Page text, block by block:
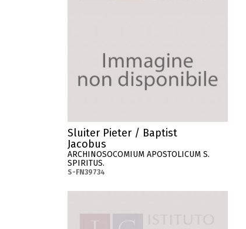
Sluiter Pieter / Baptist
Jacobus
ARCHINOSOCOMIUM APOSTOLICUM S.
SPIRITUS.
S-FN39734